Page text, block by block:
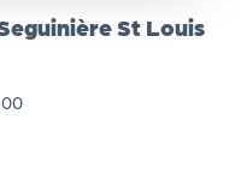
St Louis